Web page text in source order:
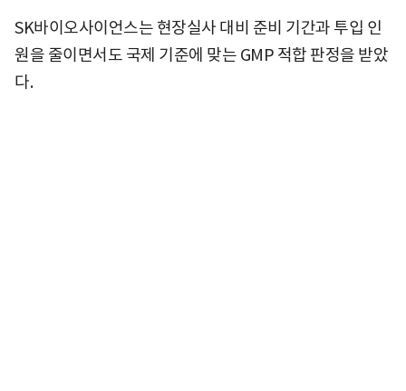
SK바이오사이언스는 현장실사 대비 준비 기간과 투입 인
원을 줄이면서도 국제 기준에 맞는 GMP 적합 판정을 받았
다.